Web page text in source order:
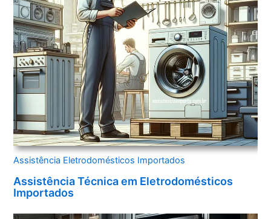
Assistência Eletrodomésticos Importados
Assistência Técnica em Eletrodomésticos
Importados